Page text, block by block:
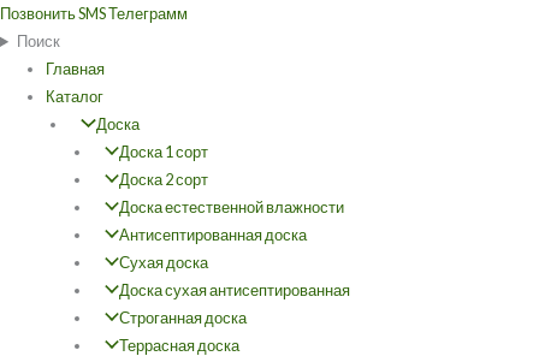
Перейти
к
содержимому
ПозвонитьSMSТелеграмм
Поиск
Главная
Каталог
Доска
Доска 1 сорт
Доска 2 сорт
Доска естественной влажности
Антисептированная доска
Сухая доска
Доска сухая антисептированная
Строганная доска
Террасная доска